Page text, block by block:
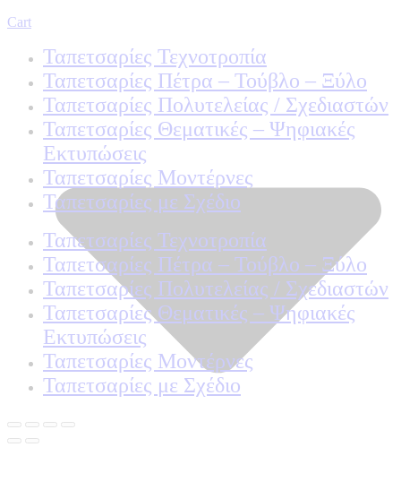
Cart
Ταπετσαρίες Τεχνοτροπία
Ταπετσαρίες Πέτρα – Τούβλο – Ξύλο
Ταπετσαρίες Πολυτελείας / Σχεδιαστών
Ταπετσαρίες Θεματικές – Ψηφιακές
Εκτυπώσεις
Ταπετσαρίες Μοντέρνες
Ταπετσαρίες με Σχέδιο
Ταπετσαρίες Τεχνοτροπία
Ταπετσαρίες Πέτρα – Τούβλο – Ξύλο
Ταπετσαρίες Πολυτελείας / Σχεδιαστών
Ταπετσαρίες Θεματικές – Ψηφιακές
Εκτυπώσεις
Ταπετσαρίες Μοντέρνες
Ταπετσαρίες με Σχέδιο